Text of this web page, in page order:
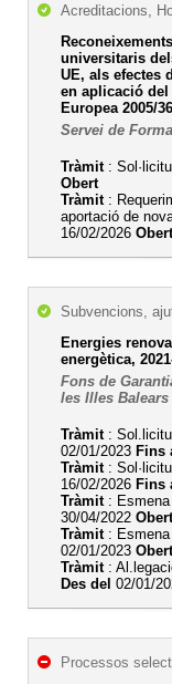
Acreditacions,
universitaris
UE, als efectes
en aplicació
Europea 2005/
Servei de
Tràmit:
Obert
Tràmit:
aportació de
16/02/2026 Obert
Subvencions,
Energies
energètica,
Fons de
les Illes Balears
Tràmit:
02/01/2023 Fins
Tràmit:
16/02/2026 Fins
Tràmit: Esmena
30/04/2022 Obert
Tràmit: Esmena
02/01/2023 Obert
Tràmit:
Des del 02/01/
Processos